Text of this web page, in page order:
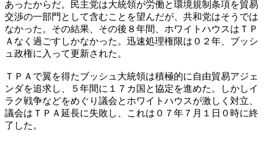
あったからだ。民主党は大統領が労働と環境規制条項を貿易
交渉の一部門として含むことを望んだが、共和党はそうでは
なかった。その結果、その後８年間、ホワイトハウスはＴＰ
Ａなく過ごすしかなかった。迅速処理権限は０２年、ブッシ
ュ政権に入って更新された。
ＴＰＡで翼を得たブッシュ大統領は積極的に自由貿易アジェ
ンダを追求し、５年間に１７カ国と協定を進めた。しかしイ
ラク戦争などをめぐり議会とホワイトハウスが激しく対立、
議会はＴＰＡ延長に失敗し、これは０７年７月１日０時に終
了した。